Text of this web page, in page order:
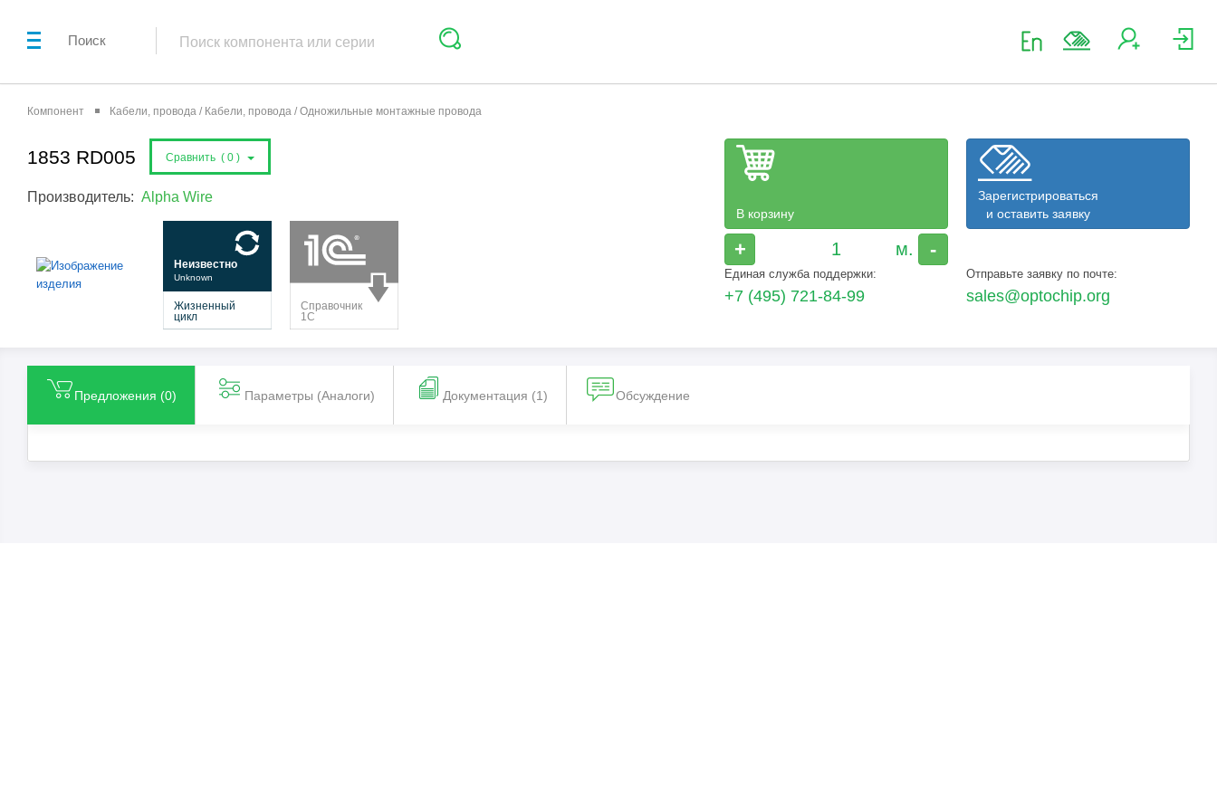
Поиск
Компонент Кабели, провода / Кабели, провода / Одножильные монтажные провода
1853 RD005 Сравнить ( 0 )
Производитель: Alpha Wire
В корзину
+ -
Зарегистрироваться
и оставить заявку
Единая служба поддержки:
+7 (495) 721-84-99
Отправьте заявку по почте:
sales@optochip.org
Предложения (0) Параметры (Aналоги) Документация (1) Обсуждение